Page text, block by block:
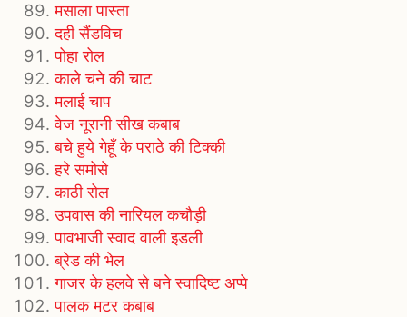
मसाला पास्ता
दही सैंडविच
पोहा रोल
काले चने की चाट
मलाई चाप
वेज नूरानी सीख कबाब
बचे हुये गेहूँ के पराठे की टिक्की
हरे समोसे
काठी रोल
उपवास की नारियल कचौड़ी
पावभाजी स्वाद वाली इडली
ब्रेड की भेल
गाजर के हलवे से बने स्वादिष्ट अप्पे
पालक मटर कबाब